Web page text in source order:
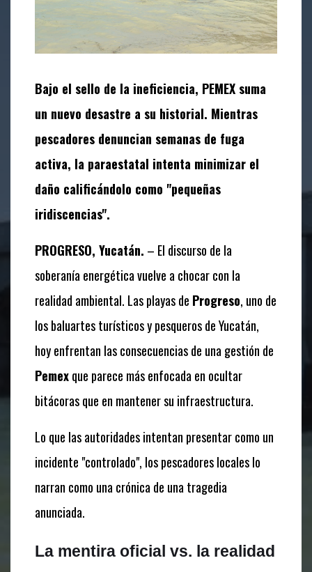
Bajo el sello de la ineficiencia, PEMEX suma
un nuevo desastre a su historial. Mientras
pescadores denuncian semanas de fuga
activa, la paraestatal intenta minimizar el
daño calificándolo como "pequeñas
iridiscencias".
PROGRESO, Yucatán. – El discurso de la
soberanía energética vuelve a chocar con la
realidad ambiental. Las playas de Progreso, uno de
los baluartes turísticos y pesqueros de Yucatán,
hoy enfrentan las consecuencias de una gestión de
Pemexque parece más enfocada en ocultar
bitácoras que en mantener su infraestructura.
Lo que las autoridades intentan presentar como un
incidente "controlado", los pescadores locales lo
narran como una crónica de una tragedia
anunciada.
La mentira oficial vs. la realidad